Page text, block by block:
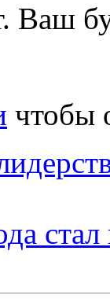
Ваш
чтобы